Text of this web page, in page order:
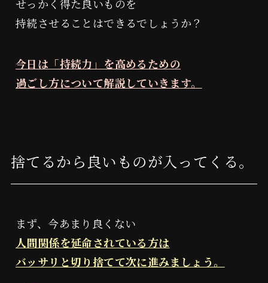
せっかく得た良いものを
持続させることはできるでしょうか？
今日は「持続力」を高めるための
過ごし方について解説していきます。
捨てるから良いものが入ってくる。
まず、今あまり良くない
人間関係を延命されている方は
バッサリと切り捨てて次に進みましょう。